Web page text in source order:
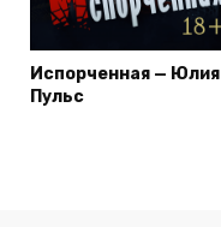
Испорченная — Юлия
Пульс